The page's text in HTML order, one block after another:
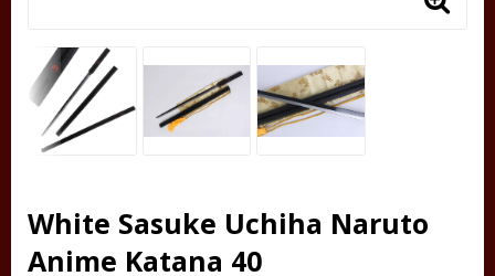
White Sasuke Uchiha Naruto
Anime Katana 40